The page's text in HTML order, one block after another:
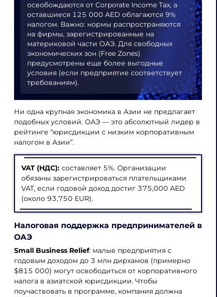
освобождаются от Corporate Income Tax, а
оставшиеся 125 000 AED облагаются 9%
налогом. Важно: нормы распространяются
на фирмы, зарегистрированные на
материковой части ОАЭ. Для свободных
экономических зон (Free Zones)
предусмотрены еще более выгодные
условия (если предприятие соответствует
требованиям).
Ни одна крупная экономика в Азии не предлагает
подобных условий. ОАЭ — это абсолютный лидер в
рейтинге “юрисдикции с низким корпоративным
налогом в Азии”.
VAT (НДС): составляет 5%. Организации
обязаны зарегистрироваться плательщиками
VAT, если годовой доход достиг 375,000 AED
(около 93,750 EUR).
Налоговая поддержка предпринимателей в
ОАЭ
Small Business Relief: малые предприятия с
годовым доходом до 3 млн дирхамов (примерно
$815 000) могут освободиться от корпоративного
налога в азиатской юрисдикции. Чтобы
поучаствовать в программе, компания должна